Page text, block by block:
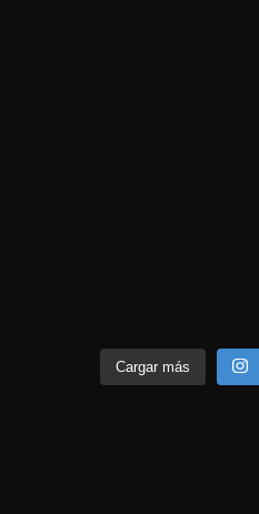
Cargar más